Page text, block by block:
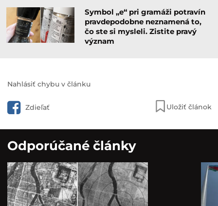
Symbol „e“ pri gramáži potravín
pravdepodobne neznamená to,
čo ste si mysleli. Zistite pravý
význam
Nahlásiť chybu v článku
Zdieľať Uložiť článok
Odporúčané články